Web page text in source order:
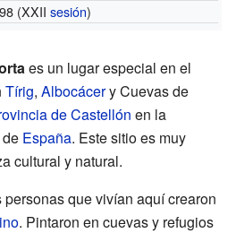
(XXIIsesión)
es un lugar especial en el
Tírig, Albocácery Cuevas de
de Castellón en la
de España. Este sitio es muy
cultural y natural.
que vivían aquí crearon
. Pintaron en cuevas y refugios